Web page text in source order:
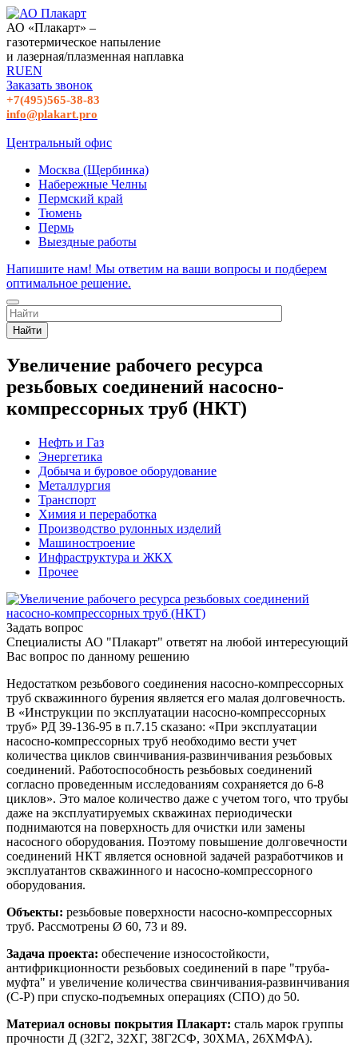
АО «Плакарт» –
газотермическое напыление
и лазерная/плазменная наплавка
RUEN
Заказать звонок
+7(495)565-38-83
info@plakart.pro
Центральный офис
Москва (Щербинка)
Набережные Челны
Пермский край
Тюмень
Пермь
Выездные работы
Напишите нам! Мы ответим на ваши вопросы и подберем
оптимальное решение.
Найти
Увеличение рабочего ресурса
резьбовых соединений насосно-
компрессорных труб (НКТ)
Нефть и Газ
Энергетика
Добыча и буровое оборудование
Металлургия
Транспорт
Химия и переработка
Производство рулонных изделий
Машиностроение
Инфраструктура и ЖКХ
Прочее
Задать вопрос
Специалисты АО "Плакарт" ответят на любой интересующий
Вас вопрос по данному решению
Недостатком резьбового соединения насосно-компрессорных
труб скважинного бурения является его малая долговечность.
В «Инструкции по эксплуатации насосно-компрессорных
труб» РД 39-136-95 в п.7.15 сказано: «При эксплуатации
насосно-компрессорных труб необходимо вести учет
количества циклов свинчивания-развинчивания резьбовых
соединений. Работоспособность резьбовых соединений
согласно проведенным исследованиям сохраняется до 6-8
циклов». Это малое количество даже с учетом того, что трубы
даже на эксплуатируемых скважинах периодически
поднимаются на поверхность для очистки или замены
насосного оборудования. Поэтому повышение долговечности
соединений НКТ является основной задачей разработчиков и
эксплуатантов скважинного и насосно-компрессорного
оборудования.
Объекты: резьбовые поверхности насосно-компрессорных
труб. Рассмотрены Ø 60, 73 и 89.
Задача проекта: обеспечение износостойкости,
антифрикционности резьбовых соединений в паре "труба-
муфта" и увеличение количества свинчивания-развинчивания
(С-Р) при спуско-подъемных операциях (СПО) до 50.
Материал основы покрытия Плакарт: сталь марок группы
прочности Д (32Г2, 32ХГ, 38Г2СФ, 30ХМА, 26ХМФА).